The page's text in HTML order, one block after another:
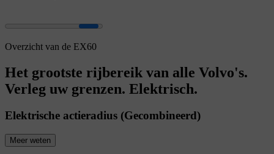
Overzicht van de EX60
Het grootste rijbereik van alle Volvo's.
Verleg uw grenzen. Elektrisch.
Elektrische actieradius (Gecombineerd)
Meer weten